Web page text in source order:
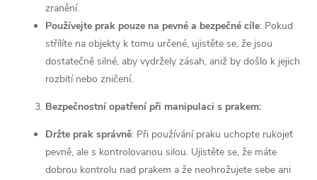
zranění.
Používejte prak pouze na pevné a bezpečné cíle: Pokud
střílíte na objekty k tomu určené, ujistěte se, že jsou
dostatečně silné, aby vydržely zásah, aniž by došlo k jejich
rozbití nebo zničení.
Bezpečnostní opatření při manipulaci s prakem:
Držte prak správně: Při používání praku uchopte rukojeť
pevně, ale s kontrolovanou silou. Ujistěte se, že máte
dobrou kontrolu nad prakem a že neohrožujete sebe ani